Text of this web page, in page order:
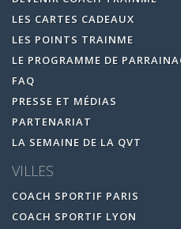
LES CARTES CADEAUX
LES POINTS TRAINME
LE PROGRAMME DE
FAQ
PRESSE ET MÉDIAS
PARTENARIAT
LA SEMAINE DE LA QVT
VILLES
COACH SPORTIF PARIS
COACH SPORTIF LYON